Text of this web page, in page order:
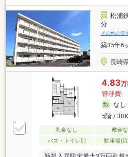
松浦
分
その他の交
築35年6
長崎
4.83万
管理費-
なし
5階 /
礼金なし 敷金
バス・トイレ別
駐車場(